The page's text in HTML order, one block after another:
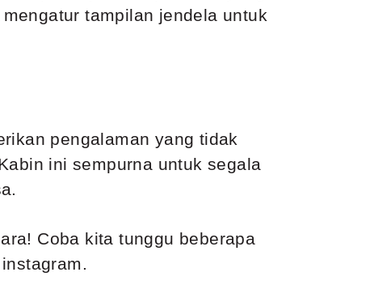
tampilan jendela untuk
pengalaman yang tidak
ini sempurna untuk segala
Coba kita tunggu beberapa